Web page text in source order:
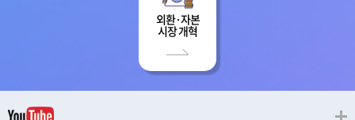
외환·자본
시장 개혁